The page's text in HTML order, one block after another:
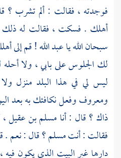
فوجدته ، فقالت : ألم تشرب ؟
أهلك . فسكت ، فقالت له
سبحان الله ياعبد الله! قم إلى
لك الجلوس على بابي ، ولا أحله
ليس لي في هذا البلد منزل
ومعروف وفعل نكافئك به بعد
ذاك ؟ قال : أنامسلم بن عقيل
فقالت : أنتمسلم؟ قال : نعم .
دارها غير البيت الذي يكون